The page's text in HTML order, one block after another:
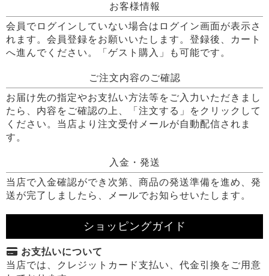
お客様情報
会員でログインしていない場合はログイン画面が表示さ
れます。会員登録をお願いいたします。登録後、カート
へ進んでください。「ゲスト購入」も可能です。
ご注文内容のご確認
お届け先の指定やお支払い方法等をご入力いただきまし
たら、内容をご確認の上、「注文する」をクリックして
ください。当店より注文受付メールが自動配信されま
す。
入金・発送
当店で入金確認ができ次第、商品の発送準備を進め、発
送が完了しましたら、メールでお知らせいたします。
ショッピングガイド
お支払いについて
当店では、クレジットカード支払い、代金引換をご用意